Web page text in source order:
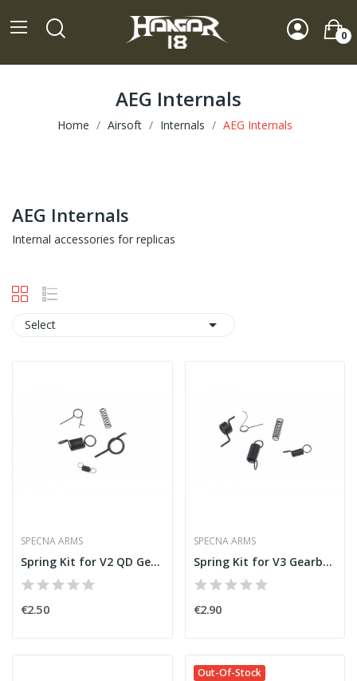
0
AEG Internals
Home Airsoft Internals AEG Internals
AEG Internals
Internal accessories for replicas
Select 
SPECNA ARMS
Spring Kit for V2 QD Gearbox [Specna Arms]
€2.50
SPECNA ARMS
Spring Kit for V3 Gearbox [Specna Arms]
€2.90
Out-Of-Stock